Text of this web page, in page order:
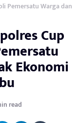
Pemersatu Warga dan
Cup
Ekonomi
read